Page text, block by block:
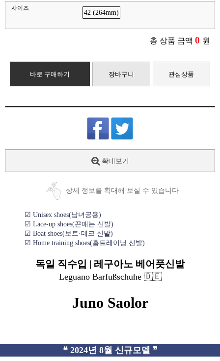
사이즈
42 (264mm)
총 상품 금액 0 원
바로 구매하기 장바구니 관심상품
확대보기
상세 정보를 확대해 보실 수 있습니다
☑ Unisex shoes(남녀공용)
☑ Lace-up shoes(끈매는 신발)
☑ Boat shoes(보트·데크 신발)
☑ Home training shoes(홈트레이닝 신발)
독일 직수입 | 레구아노 베어풋신발
Leguano Barfußschuhe 🇩🇪
Juno Saolor
❝ 2024년 8월 신규모델 ❞